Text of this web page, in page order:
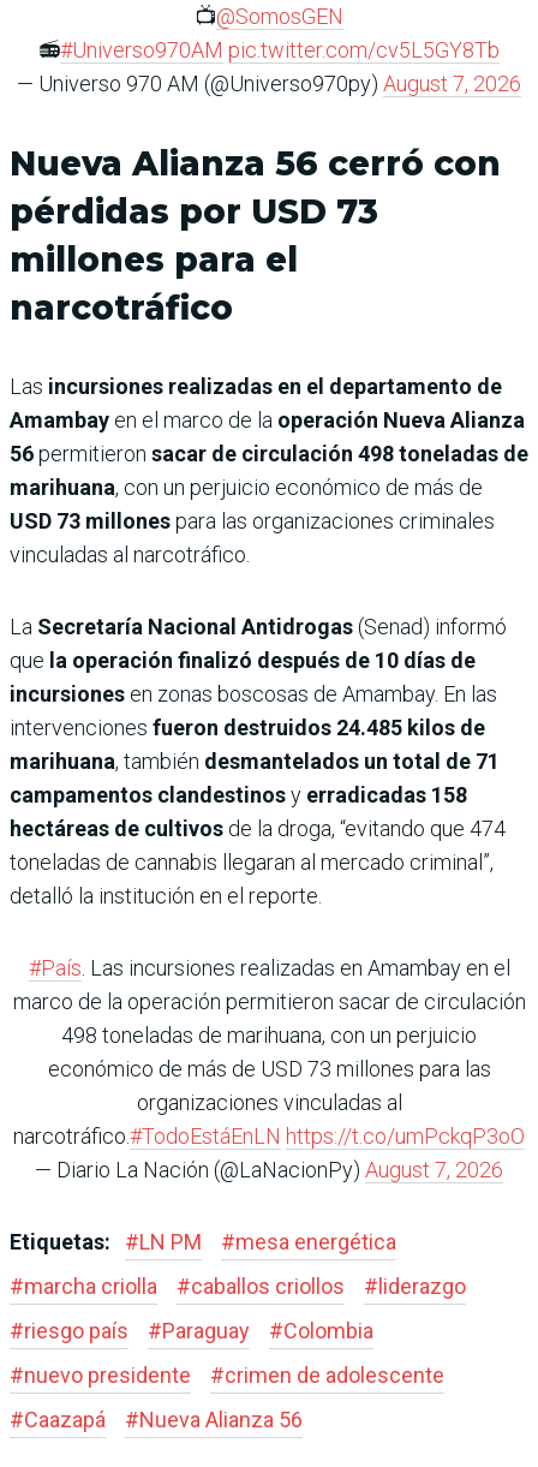
📺@SomosGEN
📻#Universo970AM pic.twitter.com/cv5L5GY8Tb
— Universo 970 AM (@Universo970py) August 7, 2026
Nueva Alianza 56 cerró con
pérdidas por USD 73
millones para el
narcotráfico
Las incursiones realizadas en el departamento de
Amambay en el marco de la operación Nueva Alianza
56permitieron sacar de circulación 498 toneladas de
marihuana, con un perjuicio económico de más de
USD 73 millonespara las organizaciones criminales
vinculadas al narcotráfico.
La Secretaría Nacional Antidrogas(Senad) informó
que la operación finalizó después de 10 días de
incursiones en zonas boscosas de Amambay. En las
intervenciones fueron destruidos 24.485 kilos de
marihuana, también desmantelados un total de 71
campamentos clandestinosy erradicadas 158
hectáreas de cultivos de la droga, “evitando que 474
toneladas de cannabis llegaran al mercado criminal”,
detalló la institución en el reporte.
#País. Las incursiones realizadas en Amambay en el
marco de la operación permitieron sacar de circulación
498 toneladas de marihuana, con un perjuicio
económico de más de USD 73 millones para las
organizaciones vinculadas al
narcotráfico.#TodoEstáEnLN https://t.co/umPckqP3oO
— Diario La Nación (@LaNacionPy) August 7, 2026
Etiquetas: #LN PM #mesa energética
#marcha criolla #caballos criollos # liderazgo
#riesgo país #Paraguay #Colombia
#nuevo presidente #crimen de adolescente
#Caazapá #Nueva Alianza 56